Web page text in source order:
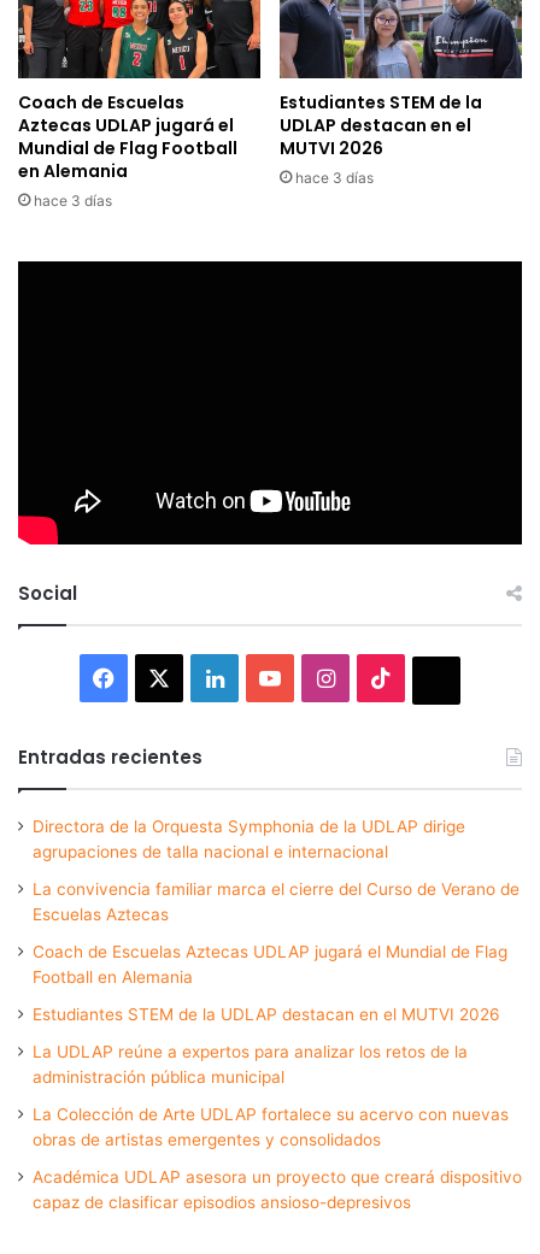
Coach de Escuelas
Aztecas UDLAP jugará el
Mundial de Flag Football
en Alemania
hace 3 días
Estudiantes STEM de la
UDLAP destacan en el
MUTVI 2026
hace 3 días
Social
Facebook LinkedInYouTubeInstagram
Entradas recientes
Directora de la Orquesta Symphonia de la UDLAP dirige
agrupaciones de talla nacional e internacional
La convivencia familiar marca el cierre del Curso de Verano de
Escuelas Aztecas
Coach de Escuelas Aztecas UDLAP jugará el Mundial de Flag
Football en Alemania
Estudiantes STEM de la UDLAP destacan en el MUTVI 2026
La UDLAP reúne a expertos para analizar los retos de la
administración pública municipal
La Colección de Arte UDLAP fortalece su acervo con nuevas
obras de artistas emergentes y consolidados
Académica UDLAP asesora un proyecto que creará dispositivo
capaz de clasificar episodios ansioso-depresivos